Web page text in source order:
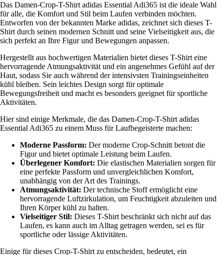
Das Damen-Crop-T-Shirt adidas Essential Adi365 ist die ideale Wahl
für alle, die Komfort und Stil beim Laufen verbinden möchten.
Entworfen von der bekannten Marke adidas, zeichnet sich dieses T-
Shirt durch seinen modernen Schnitt und seine Vielseitigkeit aus, die
sich perfekt an Ihre Figur und Bewegungen anpassen.
Hergestellt aus hochwertigen Materialien bietet dieses T-Shirt eine
hervorragende Atmungsaktivität und ein angenehmes Gefühl auf der
Haut, sodass Sie auch während der intensivsten Trainingseinheiten
kühl bleiben. Sein leichtes Design sorgt für optimale
Bewegungsfreiheit und macht es besonders geeignet für sportliche
Aktivitäten.
Hier sind einige Merkmale, die das Damen-Crop-T-Shirt adidas
Essential Adi365 zu einem Muss für Laufbegeisterte machen:
Moderne Passform: Der moderne Crop-Schnitt betont die
Figur und bietet optimale Leistung beim Laufen.
Überlegener Komfort: Die elastischen Materialien sorgen für
eine perfekte Passform und unvergleichlichen Komfort,
unabhängig von der Art des Trainings.
Atmungsaktivität: Der technische Stoff ermöglicht eine
hervorragende Luftzirkulation, um Feuchtigkeit abzuleiten und
Ihren Körper kühl zu halten.
Vielseitiger Stil: Dieses T-Shirt beschränkt sich nicht auf das
Laufen, es kann auch im Alltag getragen werden, sei es für
sportliche oder lässige Aktivitäten.
Einige für dieses Crop-T-Shirt zu entscheiden, bedeutet, ein